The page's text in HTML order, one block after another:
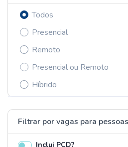
Todos
Presencial
Remoto
Presencial ou Remoto
Híbrido
Filtrar por vagas para
Inclui PCD?